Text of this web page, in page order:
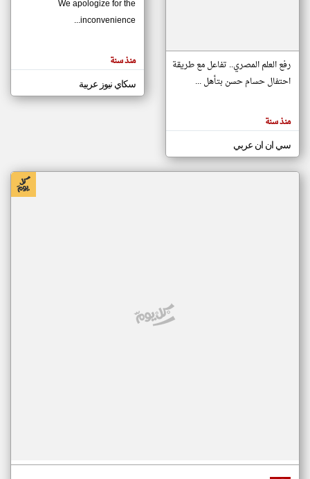
مصادر الأخبار من موريتانيا
اخبار موريتانيا على مدار الساعة
أهم اخبار موريتانيا العاجلة والمباشرة
المقالات
الموجوده
هنا عن
رفع العلم المصري.. تفاعل مع طريقة
احتفال حسام حسن بتأهل ...
منذ سنة
سي ان ان عربي
We apologize for the
inconvenience...
منذ سنة
سكاي نيوز عربية
klyoum.com